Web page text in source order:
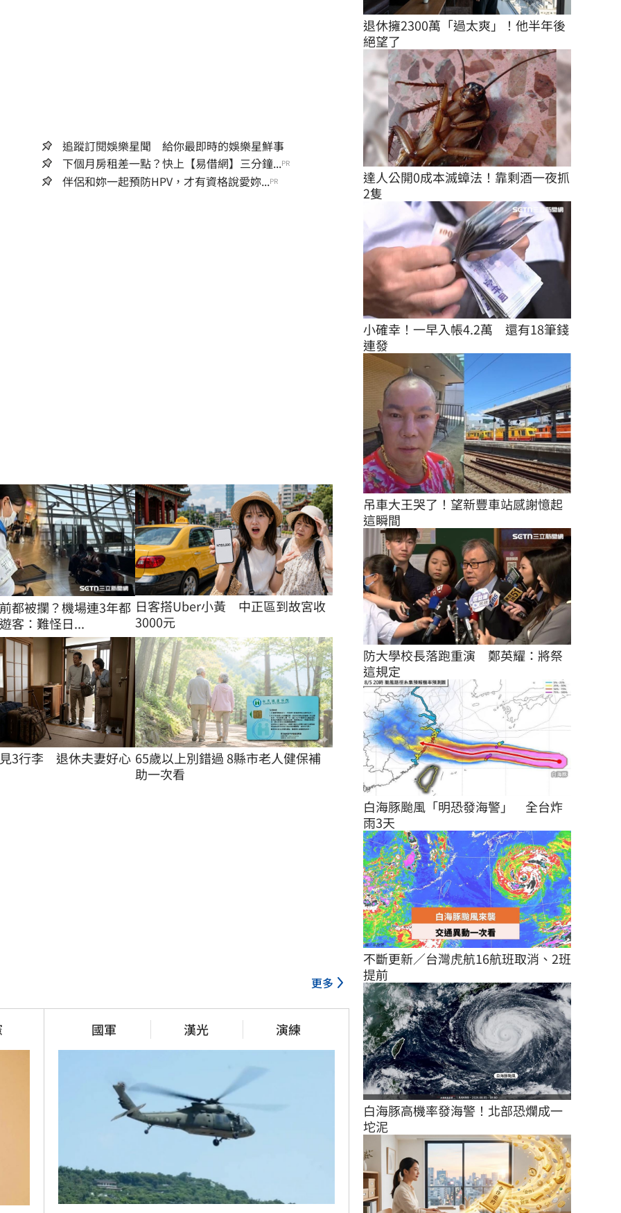
追蹤訂閱娛樂星聞 給你最即時的娛樂星鮮事
下個月房租差一點？快上【易借網】三分鐘...PR
伴侶和妳一起預防HPV，才有資格說愛妳...PR
都被攔？機場連3年都
客：難怪日...
日客搭Uber小黃　中正區到故宮收
3000元
3行李　退休夫妻好心 65歲以上別錯過 8縣市老人健保補
助一次看
更多
國軍 漢光 演練
退休擁2300萬「過太爽」！他半年後
絕望了
達人公開0成本滅蟑法！靠剩酒一夜抓
2隻
小確幸！一早入帳4.2萬　還有18筆錢
連發
吊車大王哭了！望新豐車站感謝憶起
這瞬間
防大學校長落跑重演　鄭英耀：將祭
這規定
白海豚颱風「明恐發海警」　全台炸
雨3天
不斷更新／台灣虎航16航班取消、2班
提前
白海豚高機率發海警！北部恐爛成一
坨泥